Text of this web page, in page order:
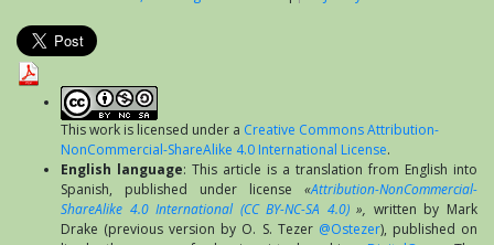
This work is licensed under a Creative Commons Attribution-
NonCommercial-ShareAlike 4.0 International License.
English language: This article is a translation from English into
Spanish, published under license «Attribution-NonCommercial-
ShareAlike 4.0 International (CC BY-NC-SA 4.0)», written by Mark
Drake (previous version by O. S. Tezer @Ostezer), published on